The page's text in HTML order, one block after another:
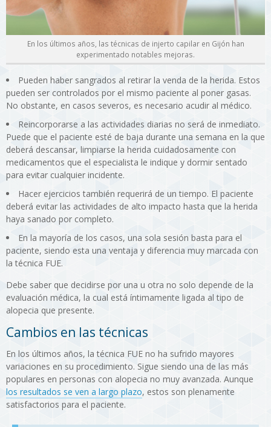
En los últimos años, las técnicas de injerto capilar en Gijón han
experimentado notables mejoras.
Pueden haber sangrados al retirar la venda de la herida. Estos
pueden ser controlados por el mismo paciente al poner gasas.
No obstante, en casos severos, es necesario acudir al médico.
Reincorporarse a las actividades diarias no será de inmediato.
Puede que el paciente esté de baja durante una semana en la que
deberá descansar, limpiarse la herida cuidadosamente con
medicamentos que el especialista le indique y dormir sentado
para evitar cualquier incidente.
Hacer ejercicios también requerirá de un tiempo. El paciente
deberá evitar las actividades de alto impacto hasta que la herida
haya sanado por completo.
En la mayoría de los casos, una sola sesión basta para el
paciente, siendo esta una ventaja y diferencia muy marcada con
la técnica FUE.
Debe saber que decidirse por una u otra no solo depende de la
evaluación médica, la cual está íntimamente ligada al tipo de
alopecia que presente.
Cambios en las técnicas
En los últimos años, la técnica FUE no ha sufrido mayores
variaciones en su procedimiento. Sigue siendo una de las más
populares en personas con alopecia no muy avanzada. Aunque
los resultados se ven a largo plazo, estos son plenamente
satisfactorios para el paciente.